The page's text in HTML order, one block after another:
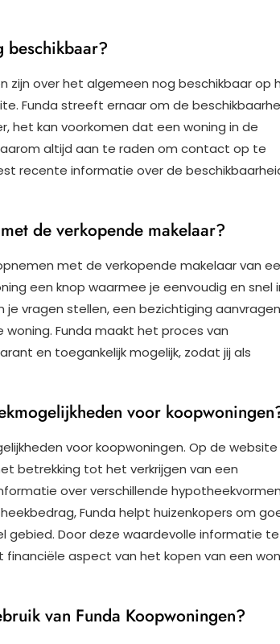
beschikbaar?
zijn over het algemeen nog beschikbaar op
Funda streeft ernaar om de
het kan voorkomen dat een woning in de
altijd aan te raden om contact op te
recente informatie over de
de verkopende makelaar?
met de verkopende makelaar van
een knop waarmee je eenvoudig en snel
vragen stellen, een bezichtiging
Funda maakt het proces van
en toegankelijk mogelijk, zodat jij als
voor
voor koopwoningen. Op de website
betrekking tot het verkrijgen van een
over verschillende hypotheekvormen
Funda helpt huizenkopers om
Door deze waardevolle informatie te
aspect van het kopen van een
van Funda Koopwoningen?